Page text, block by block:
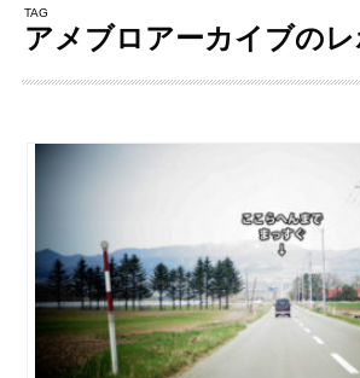
TAG
アメブロアーカイブのレ